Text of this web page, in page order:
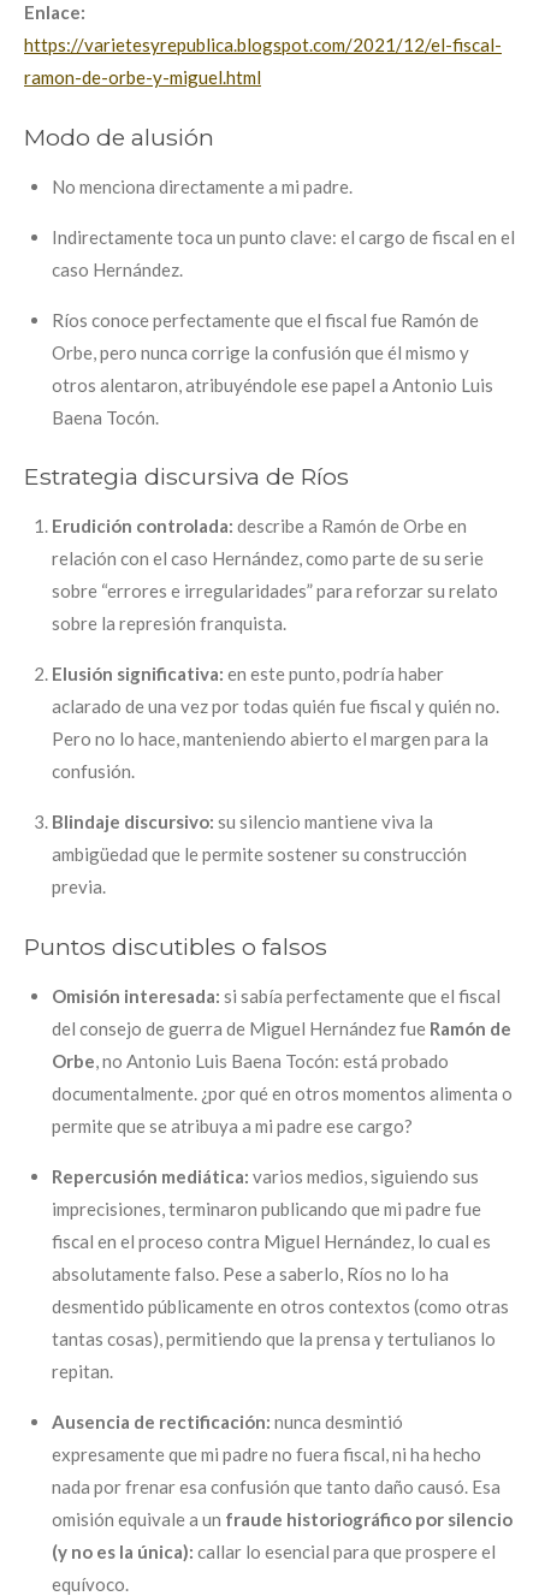
Enlace:
https://varietesyrepublica.blogspot.com/2021/12/el-fiscal-
ramon-de-orbe-y-miguel.html
Modo de alusión
No menciona directamente a mi padre.
Indirectamente toca un punto clave: el cargo de fiscal en el
caso Hernández.
Ríos conoce perfectamente que el fiscal fue Ramón de
Orbe, pero nunca corrige la confusión que él mismo y
otros alentaron, atribuyéndole ese papel a Antonio Luis
Baena Tocón.
Estrategia discursiva de Ríos
Erudición controlada: describe a Ramón de Orbe en
relación con el caso Hernández, como parte de su serie
sobre “errores e irregularidades” para reforzar su relato
sobre la represión franquista.
Elusión significativa: en este punto, podría haber
aclarado de una vez por todas quién fue fiscal y quién no.
Pero no lo hace, manteniendo abierto el margen para la
confusión.
Blindaje discursivo: su silencio mantiene viva la
ambigüedad que le permite sostener su construcción
previa.
Puntos discutibles o falsos
Omisión interesada: si sabía perfectamente que el fiscal
del consejo de guerra de Miguel Hernández fue Ramón de
Orbe, no Antonio Luis Baena Tocón: está probado
documentalmente. ¿por qué en otros momentos alimenta o
permite que se atribuya a mi padre ese cargo?
Repercusión mediática: varios medios, siguiendo sus
imprecisiones, terminaron publicando que mi padre fue
fiscal en el proceso contra Miguel Hernández, lo cual es
absolutamente falso. Pese a saberlo, Ríos no lo ha
desmentido públicamente en otros contextos (como otras
tantas cosas), permitiendo que la prensa y tertulianos lo
repitan.
Ausencia de rectificación: nunca desmintió
expresamente que mi padre no fuera fiscal, ni ha hecho
nada por frenar esa confusión que tanto daño causó. Esa
omisión equivale a un fraude historiográfico por silencio
(y no es la única): callar lo esencial para que prospere el
equívoco.